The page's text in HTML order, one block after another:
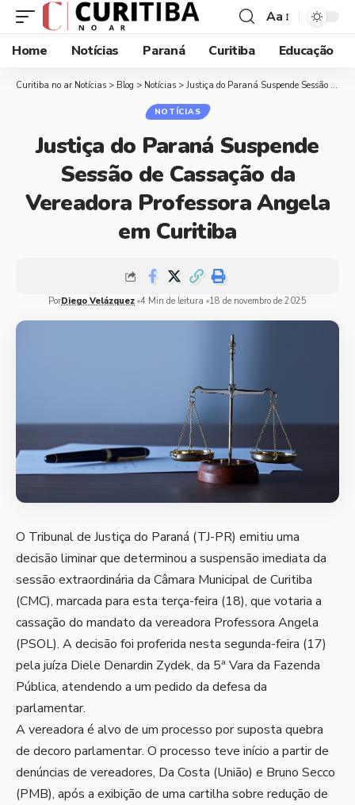
Aa
Home
Notícias Paraná Curitiba Educação
Curitiba no ar Notícias > Blog > Notícias > Justiça do Paraná Suspende Sessão de Cassação da Vereadora Professora Angela em Curitiba
NOTÍCIAS
Justiça do Paraná Suspende
Sessão de Cassação da
Vereadora Professora Angela
em Curitiba
PorDiego Velázquez 4 Min de leitura 18 de novembro de 2025
O Tribunal de Justiça do Paraná (TJ-PR) emitiu uma
decisão liminar que determinou a suspensão imediata da
sessão extraordinária da Câmara Municipal de Curitiba
(CMC), marcada para esta terça-feira (18), que votaria a
cassação do mandato da vereadora Professora Angela
(PSOL). A decisão foi proferida nesta segunda-feira (17)
pela juíza Diele Denardin Zydek, da 5ª Vara da Fazenda
Pública, atendendo a um pedido da defesa da
parlamentar.
A vereadora é alvo de um processo por suposta quebra
de decoro parlamentar. O processo teve início a partir de
denúncias de vereadores, Da Costa (União) e Bruno Secco
(PMB), após a exibição de uma cartilha sobre redução de